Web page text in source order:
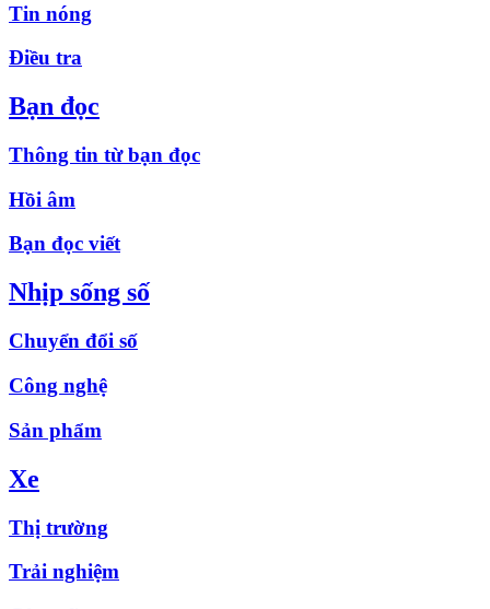
Tin nóng
Điều tra
Bạn đọc
Thông tin từ bạn đọc
Hồi âm
Bạn đọc viết
Nhịp sống số
Chuyển đổi số
Công nghệ
Sản phẩm
Xe
Thị trường
Trải nghiệm